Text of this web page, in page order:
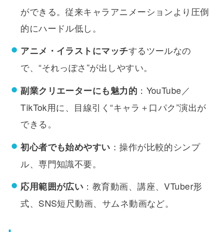
ができる。従来キャラアニメーションより圧倒
的にハードル低し。
アニメ・イラストにマッチするツールなの
で、“それっぽさ”が出しやすい。
副業クリエーターにも魅力的 ：YouTube／
TikTok用に、目線引く“キャラ＋口パク”演出が
できる。
初心者でも始めやすい ：操作が比較的シンプ
ル、専門知識不要。
応用範囲が広い ：教育動画、講座、VTuber形
式、SNS短尺動画、サムネ動画など。